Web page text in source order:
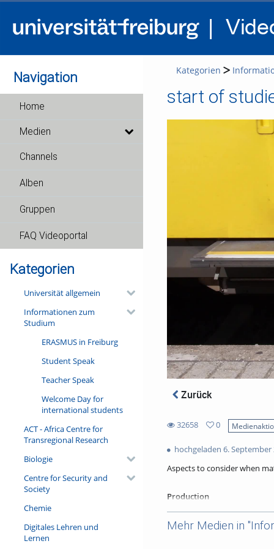
Navigation
Home
Medien
Channels
Alben
Gruppen
FAQ Videoportal
Kategorien
Universität allgemein
Informationen zum
Studium
ERASMUS in Freiburg
Student Speak
Teacher Speak
Welcome Day for
international students
ACT - Africa Centre for
Transregional Research
Biologie
Centre for Security and
Society
Chemie
Digitales Lehren und
Lernen
Kategorien
start of
Zurück
32658
views
0
favorites
hochgeladen 6. September
Aspects to consider when
Production
Universität Freiburg:
Ministerium für
Mehr Medien in